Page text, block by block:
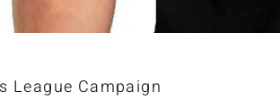
League Campaign